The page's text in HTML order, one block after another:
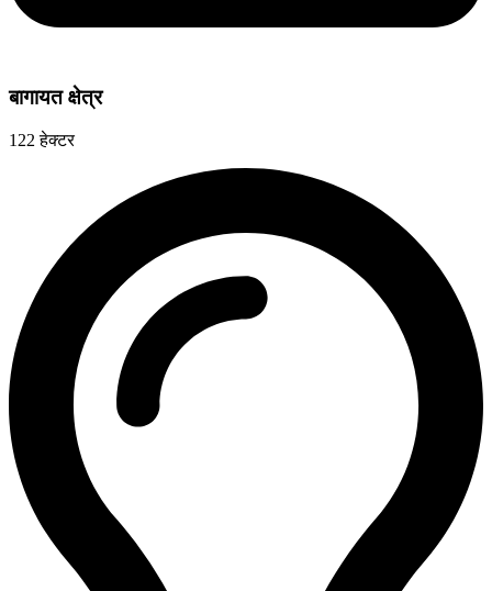
बागायत क्षेत्र
122 हेक्टर